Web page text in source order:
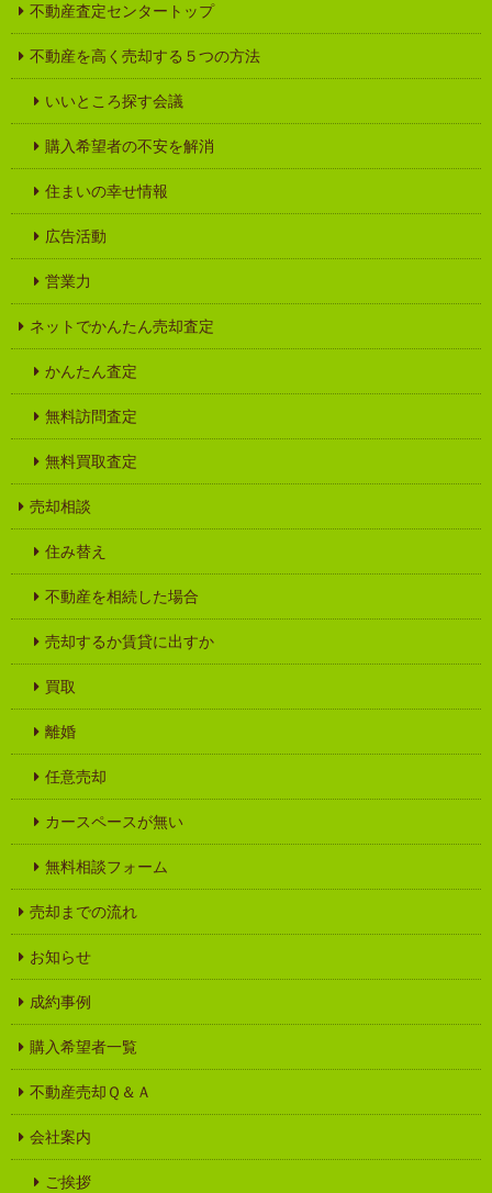
不動産査定センタートップ
不動産を高く売却する５つの方法
いいところ探す会議
購入希望者の不安を解消
住まいの幸せ情報
広告活動
営業力
ネットでかんたん売却査定
かんたん査定
無料訪問査定
無料買取査定
売却相談
住み替え
不動産を相続した場合
売却するか賃貸に出すか
買取
離婚
任意売却
カースペースが無い
無料相談フォーム
売却までの流れ
お知らせ
成約事例
購入希望者一覧
不動産売却Ｑ＆Ａ
会社案内
ご挨拶